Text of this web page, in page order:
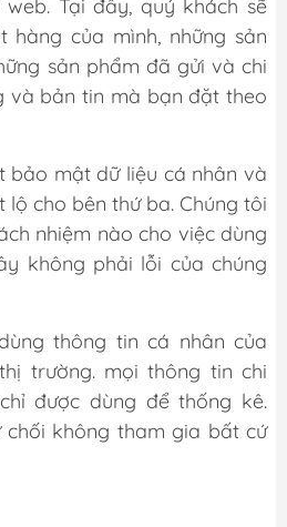
Tại đây, quý khách sẽ
của mình, những sản
sản phẩm đã gửi và chi
và bản tin mà bạn đặt theo
bảo mật dữ liệu cá nhân và
cho bên thứ ba. Chúng tôi
nhiệm nào cho việc dùng
không phải lỗi của chúng
thông tin cá nhân của
trường. mọi thông tin chi
được dùng để thống kê.
chối không tham gia bất cứ